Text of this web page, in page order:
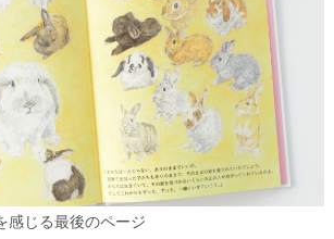
感じる最後のページ